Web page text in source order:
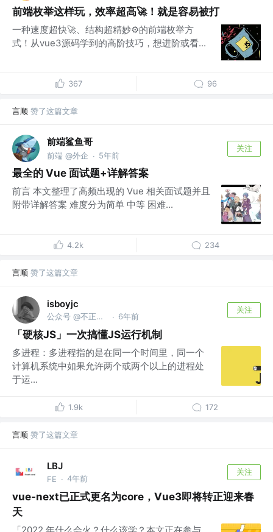
前端枚举这样玩，效率超高🚀！就是容易被打
一种速度超快🚀、结构超精妙⚙️的前端枚举方
式！从vue3源码学到的高阶技巧，想进阶或看...
367 96
言顺 赞了这篇文章
前端鲨鱼哥
前端 @外企 · 5年前
关注
最全的 Vue 面试题+详解答案
前言 本文整理了高频出现的 Vue 相关面试题并且
附带详解答案 难度分为简单 中等 困难...
4.2k 234
言顺 赞了这篇文章
isboyjc
公众号 @不正经的前端 · 6年前
关注
「硬核JS」一次搞懂JS运行机制
多进程：多进程指的是在同一个时间里，同一个
计算机系统中如果允许两个或两个以上的进程处
于运...
1.9k 172
言顺 赞了这篇文章
LBJ
FE · 4年前
关注
vue-next已正式更名为core，Vue3即将转正迎来春
天